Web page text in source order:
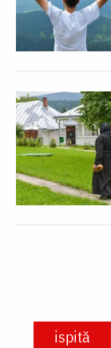
ispită